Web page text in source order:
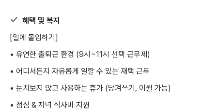
혜택 및 복지
[일에 몰입하기]
• 유연한 출퇴근 환경 (9시~11시 선택 근무제)
• 어디서든지 자유롭게 일할 수 있는 재택 근무
• 눈치보지 않고 사용하는 휴가 (당겨쓰기, 이월 가능)
• 점심 & 저녁 식사비 지원